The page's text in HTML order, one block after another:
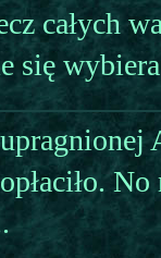
całych
się